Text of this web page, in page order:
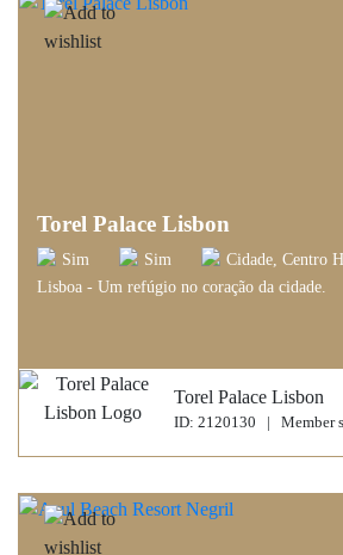
Torel Palace Lisbon
Sim Sim Cidade, Centro
Lisboa - Um refúgio no coração da cidade.
Torel Palace Lisbon
ID: 2120130 | Member